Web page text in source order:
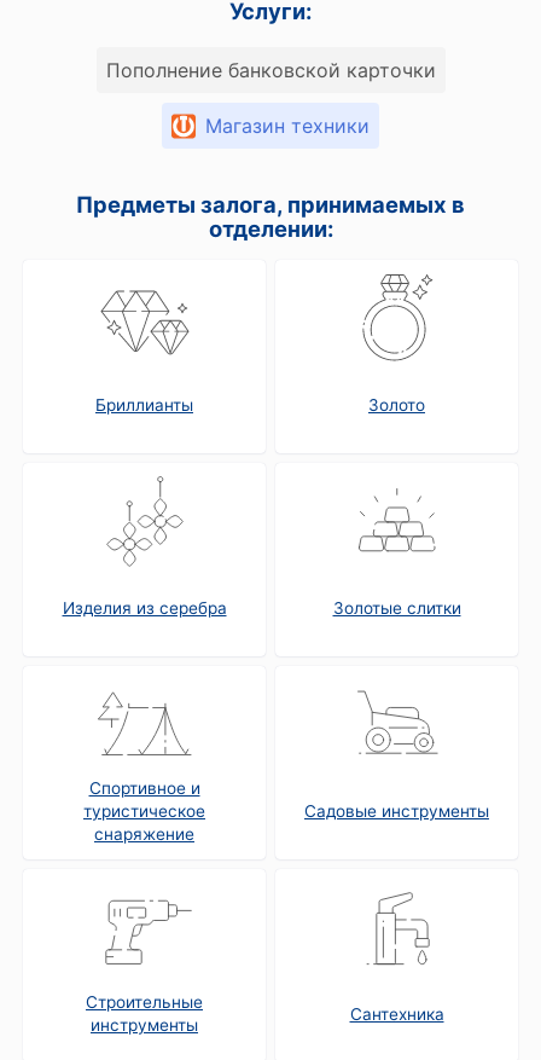
Услуги:
Пополнение банковской карточки
Магазин техники
Предметы залога, принимаемых в
отделении:
Бриллианты Золото
Изделия из серебра Золотые слитки
Спортивное и
туристическое
снаряжение
Садовые инструменты
Строительные
инструменты
Сантехника